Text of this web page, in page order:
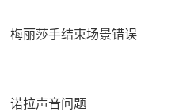
梅丽莎手结束场景错误
诺拉声音问题